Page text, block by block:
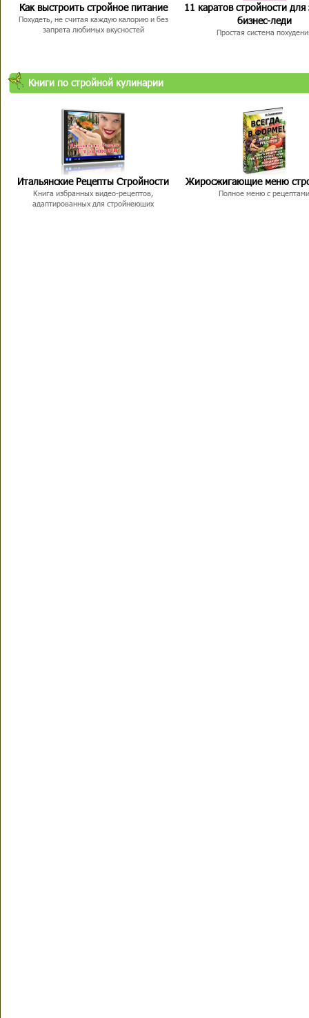
Как выстроить стройное питание
Похудеть, не считая каждую калорию и без
запрета любимых вкусностей
11 каратов стройности для
бизнес-леди
Простая система
Книги по стройной кулинарии
Итальянские Рецепты Стройности
Книга избранных видео-рецептов,
адаптированных для стройнеющих
Жиросжигающие меню
Полное меню с рецептами